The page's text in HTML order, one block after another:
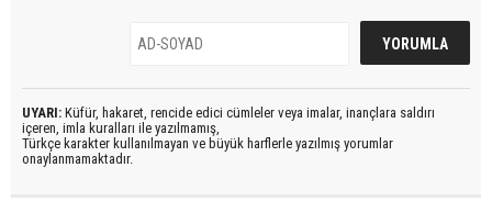
UYARI: Küfür, hakaret, rencide edici cümleler veya imalar, inançlara saldırı
içeren, imla kuralları ile yazılmamış,
Türkçe karakter kullanılmayan ve büyük harflerle yazılmış yorumlar
onaylanmamaktadır.